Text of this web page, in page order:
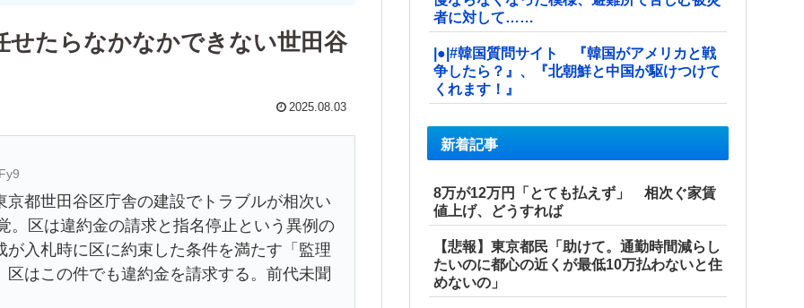
せたらなかなかできない世田谷
2025.08.03
都世田谷区庁舎の建設でトラブルが相次い
。区は違約金の請求と指名停止という異例の
入札時に区に約束した条件を満たす「監理
はこの件でも違約金を請求する。前代未聞
者に対して……
|●|#韓国質問サイト 『韓国がアメリカと戦
争したら？』、『北朝鮮と中国が駆けつけて
くれます！』
新着記事
8万が12万円「とても払えず」 相次ぐ家賃
値上げ、どうすれば
【悲報】東京都民「助けて。通勤時間減らし
たいのに都心の近くが最低10万払わないと住
めないの」